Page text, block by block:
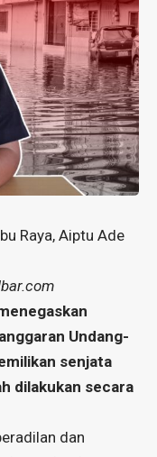
Raya, Aiptu Ade
Undang-
senjata
dilakukan secara
dan